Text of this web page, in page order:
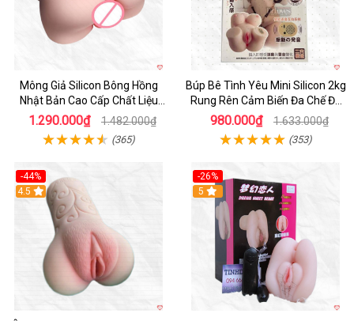
Mông Giả Silicon Bông Hồng
Nhật Bản Cao Cấp Chất Liệu
Mềm Mại
1.290.000₫ 1.482.000₫
(365)
Búp Bê Tình Yêu Mini Silicon 2kg
Rung Rên Cảm Biến Đa Chế Độ
Sành Điệu
980.000₫ 1.633.000₫
(353)
-44%
4.5
-26%
Hot
5